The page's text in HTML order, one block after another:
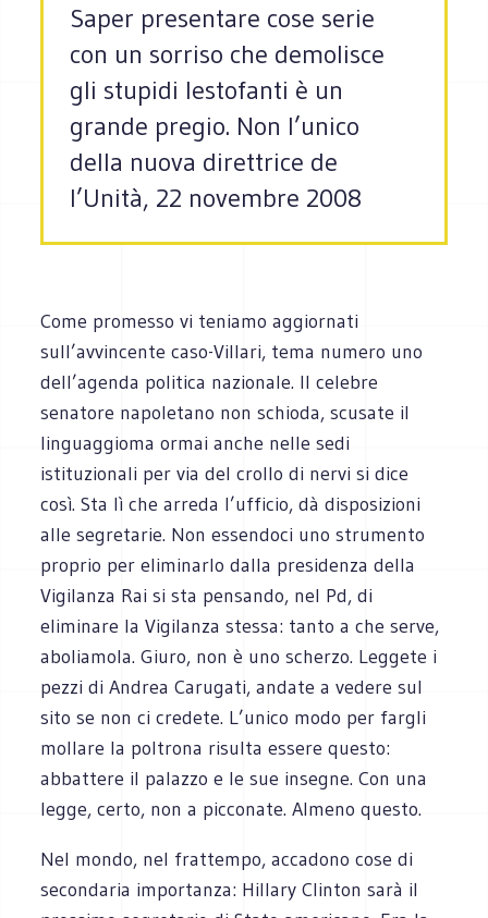
Saper presentare cose serie
con un sorriso che demolisce
gli stupidi lestofanti è un
grande pregio. Non l’unico
della nuova direttrice de
l’Unità, 22 novembre 2008
Come promesso vi teniamo aggiornati
sull’avvincente caso-Villari, tema numero uno
dell’agenda politica nazionale. Il celebre
senatore napoletano non schioda, scusate il
linguaggioma ormai anche nelle sedi
istituzionali per via del crollo di nervi si dice
così. Sta lì che arreda l’ufficio, dà disposizioni
alle segretarie. Non essendoci uno strumento
proprio per eliminarlo dalla presidenza della
Vigilanza Rai si sta pensando, nel Pd, di
eliminare la Vigilanza stessa: tanto a che serve,
aboliamola. Giuro, non è uno scherzo. Leggete i
pezzi di Andrea Carugati, andate a vedere sul
sito se non ci credete. L’unico modo per fargli
mollare la poltrona risulta essere questo:
abbattere il palazzo e le sue insegne. Con una
legge, certo, non a picconate. Almeno questo.
Nel mondo, nel frattempo, accadono cose di
secondaria importanza: Hillary Clinton sarà il